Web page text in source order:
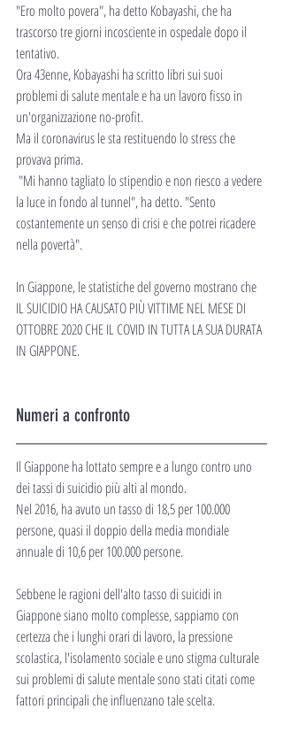
"Ero molto povera", ha detto Kobayashi, che ha
trascorso tre giorni incosciente in ospedale dopo il
tentativo.
Ora 43enne, Kobayashi ha scritto libri sui suoi
problemi di salute mentale e ha un lavoro fisso in
un'organizzazione no-profit.
Ma il coronavirus le sta restituendo lo stress che
provava prima.
la luce in fondo al tunnel", ha detto. "Sento
costantemente un senso di crisi e che potrei ricadere
nella povertà".
In Giappone, le statistiche del governo mostrano che
IL SUICIDIO HA CAUSATO PIÙ VITTIME NEL MESE DI
OTTOBRE 2020 CHE IL COVID IN TUTTA LA SUA DURATA
IN GIAPPONE.
Numeri a confronto
Il Giappone ha lottato sempre e a lungo contro uno
dei tassi di suicidio più alti al mondo.
Nel 2016, ha avuto un tasso di 18,5 per 100.000
persone, quasi il doppio della media mondiale
annuale di 10,6 per 100.000 persone.
Sebbene le ragioni dell'alto tasso di suicidi in
Giappone siano molto complesse, sappiamo con
certezza che i lunghi orari di lavoro, la pressione
scolastica, l'isolamento sociale e uno stigma culturale
sui problemi di salute mentale sono stati citati come
fattori principali che influenzano tale scelta.